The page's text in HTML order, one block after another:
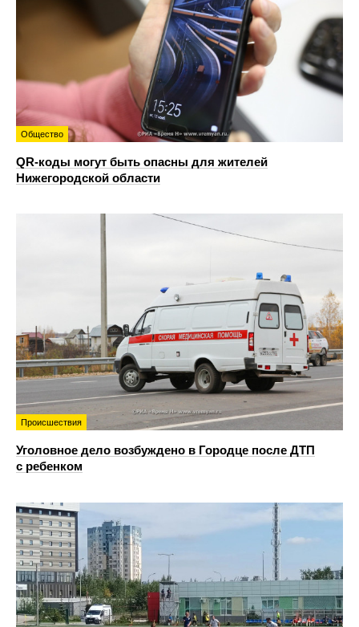
Общество
QR-коды могут быть опасны для жителей
Нижегородской области
Происшествия
Уголовное дело возбуждено в Городце после ДТП
с ребенком